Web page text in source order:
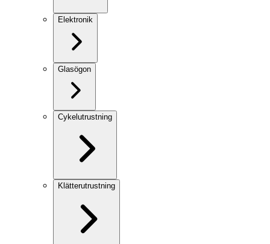
Elektronik
Glasögon
Cykelutrustning
Klätterutrustning